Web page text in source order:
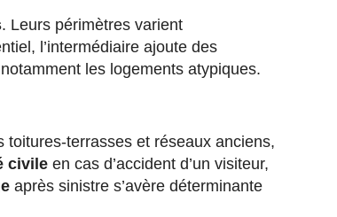
. Leurs périmètres varient
l’intermédiaire ajoute des
les logements atypiques.
toitures-terrasses et réseaux anciens,
civile en cas d’accident d’un visiteur,
après sinistre s’avère déterminante